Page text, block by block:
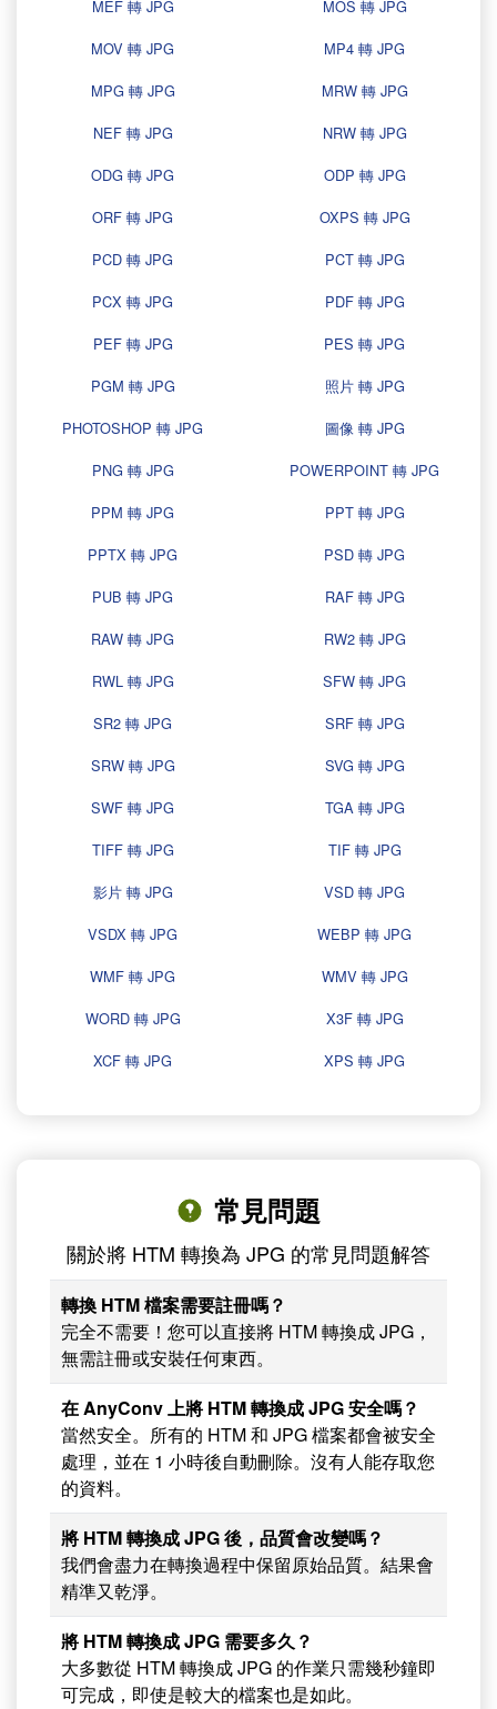
MEF 轉 JPG
MOS 轉 JPG
MOV 轉 JPG
MP4 轉 JPG
MPG 轉 JPG
MRW 轉 JPG
NEF 轉 JPG
NRW 轉 JPG
ODG 轉 JPG
ODP 轉 JPG
ORF 轉 JPG
OXPS 轉 JPG
PCD 轉 JPG
PCT 轉 JPG
PCX 轉 JPG
PDF 轉 JPG
PEF 轉 JPG
PES 轉 JPG
PGM 轉 JPG
照片 轉 JPG
PHOTOSHOP 轉 JPG
圖像 轉 JPG
PNG 轉 JPG
POWERPOINT 轉 JPG
PPM 轉 JPG
PPT 轉 JPG
PPTX 轉 JPG
PSD 轉 JPG
PUB 轉 JPG
RAF 轉 JPG
RAW 轉 JPG
RW2 轉 JPG
RWL 轉 JPG
SFW 轉 JPG
SR2 轉 JPG
SRF 轉 JPG
SRW 轉 JPG
SVG 轉 JPG
SWF 轉 JPG
TGA 轉 JPG
TIFF 轉 JPG
TIF 轉 JPG
影片 轉 JPG
VSD 轉 JPG
VSDX 轉 JPG
WEBP 轉 JPG
WMF 轉 JPG
WMV 轉 JPG
WORD 轉 JPG
X3F 轉 JPG
XCF 轉 JPG
XPS 轉 JPG
常見問題
關於將 HTM 轉換為 JPG 的常見問題解答
轉換 HTM 檔案需要註冊嗎？
完全不需要！您可以直接將 HTM 轉換成 JPG，
無需註冊或安裝任何東西。
在 AnyConv 上將 HTM 轉換成 JPG 安全嗎？
當然安全。所有的 HTM 和 JPG 檔案都會被安全
處理，並在 1 小時後自動刪除。沒有人能存取您
的資料。
將 HTM 轉換成 JPG 後，品質會改變嗎？
我們會盡力在轉換過程中保留原始品質。結果會
精準又乾淨。
將 HTM 轉換成 JPG 需要多久？
大多數從 HTM 轉換成 JPG 的作業只需幾秒鐘即
可完成，即使是較大的檔案也是如此。